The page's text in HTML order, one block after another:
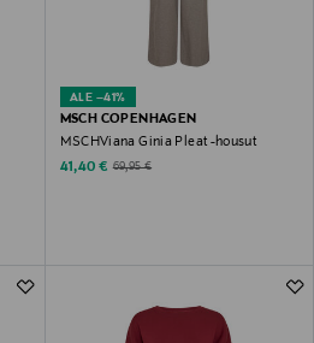
ALE –41%
MSCH COPENHAGEN
MSCHViana Ginia Pleat -housut
Discounted Price
41,40 € Original Price
69,95 €